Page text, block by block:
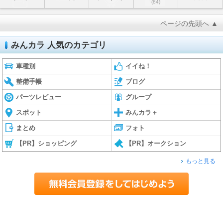
(84)
ページの先頭へ ▲
みんカラ 人気のカテゴリ
車種別 イイね！
整備手帳 ブログ
パーツレビュー グループ
スポット みんカラ＋
まとめ フォト
【PR】ショッピング 【PR】オークション
もっと見る